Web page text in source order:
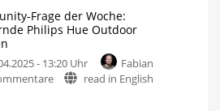
Frage der Woche:
Philips Hue Outdoor
- 13:20 Uhr
Fabian
zu
read in English